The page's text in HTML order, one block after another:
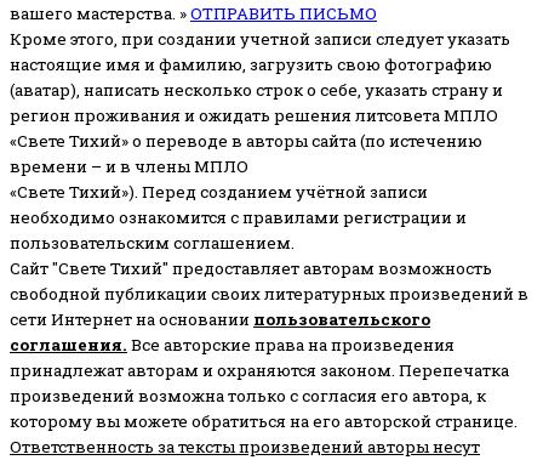
вашего мастерства. »ОТПРАВИТЬ ПИСЬМО
Кроме этого, при создании учетной записи следует указать
настоящие имя и фамилию, загрузить свою фотографию
(аватар), написать несколько строк о себе, указать страну и
регион проживания и ожидать решения литсовета МПЛО
«Свете Тихий» о переводе в авторы сайта (по истечению
времени – и в члены МПЛО
«Свете Тихий»). Перед созданием учётной записи
необходимо ознакомится с правилами регистрации и
пользовательским соглашением.
Сайт "Свете Тихий" предоставляет авторам возможность
свободной публикации своих литературных произведений в
сети Интернет на основании пользовательского
соглашения. Все авторские права на произведения
принадлежат авторам и охраняются законом. Перепечатка
произведений возможна только с согласия его автора, к
которому вы можете обратиться на его авторской странице.
Ответственность за тексты произведений авторы несут